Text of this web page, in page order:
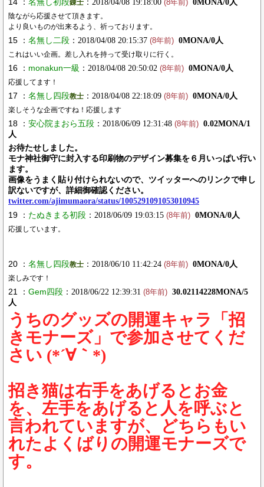
錬士 ：2018/04/08 19:18:00 (8年前) 0MONA/0人
陰ながら応援させて頂きます。
より良いものが出来るよう、祈っております。
15 ： 名無し二段 ：2018/04/08 20:15:37 (8年前) 0MONA/0人
これはいい企画。差し入れを持って受け取りに行く。
16 ： monakun一級 ：2018/04/08 20:50:02 (8年前) 0MONA/0人
応援してます！
17 ： 名無し四段教士 ：2018/04/08 22:18:09 (8年前) 0MONA/0人
楽しそうな企画ですね！応援します
18 ： 安心院まおら五段 ：2018/06/09 12:31:48 (8年前) 0.02MONA/1
人
お待たせしました。
モナ神社御守に封入する印刷物のデザイン募集を６月いっぱい行い
ます。
画像をうまく貼り付けられないので、ツイッターへのリンクで申し
訳ないですが、詳細御確認ください。
twitter.com/ajimumaora/status/1005291091053010945
19 ： たぬきまる初段 ：2018/06/09 19:03:15 (8年前) 0MONA/0人
応援しています。
20 ： 名無し四段教士 ：2018/06/10 11:42:24 (8年前) 0MONA/0人
楽しみです！
21 ： Gem四段 ：2018/06/22 12:39:31 (8年前) 30.02114228MONA/5
人
うちのグッズの開運キャラ「招
きモナーズ」で参加させてくだ
さい (*´∀｀*)
招き猫は右手をあげるとお金
を、左手をあげると人を呼ぶと
言われていますが、どちらもい
れたよくばりの開運モナーズで
す。